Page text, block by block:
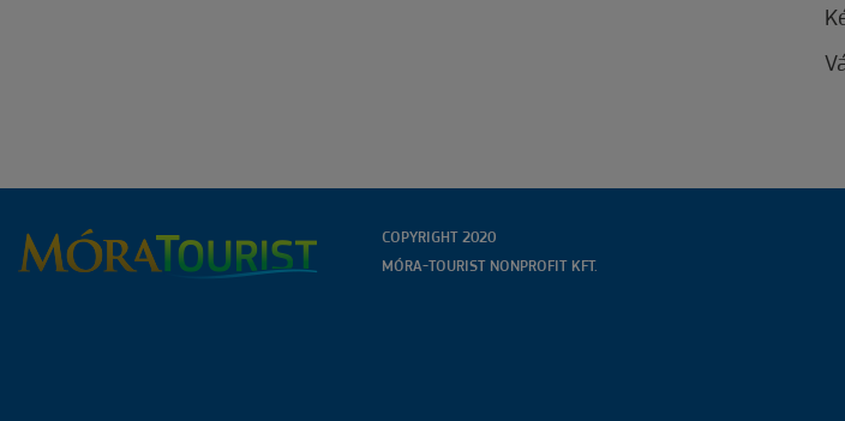
COPYRIGHT 2020
MÓRA-TOURIST NONPROFIT KFT.